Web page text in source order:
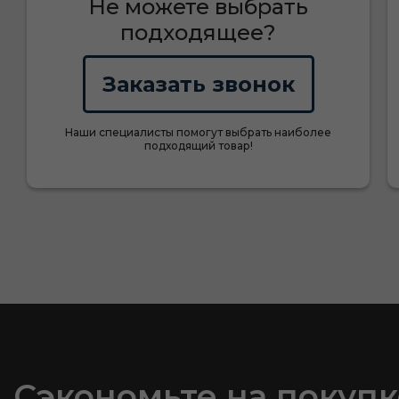
Не можете выбрать
подходящее?
Заказать звонок
Наши специалисты помогут выбрать наиболее
подходящий товар!